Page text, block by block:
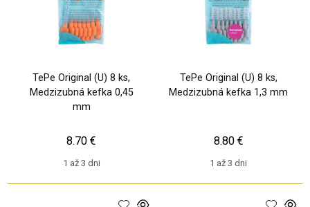
TePe Original (U) 8 ks,
Medzizubná kefka 0,45
mm
1 až 3 dni
8.70 €
TePe Original (U) 8 ks,
Medzizubná kefka 1,3 mm
1 až 3 dni
8.80 €